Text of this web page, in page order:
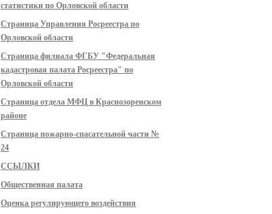
статистики по Орловской области
Страница Управления Росреестра по
Орловской области
Страница филиала ФГБУ "Федеральная
кадастровая палата Росреестра" по
Орловской области
Страница отдела МФЦ в Краснозоренском
районе
Страница пожарно-спасательной части №
24
ССЫЛКИ
Общественная палата
Оценка регулирующего воздействия